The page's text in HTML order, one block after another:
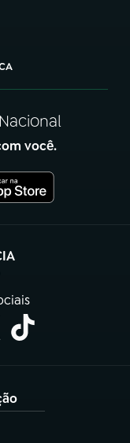
você.
nova aba)